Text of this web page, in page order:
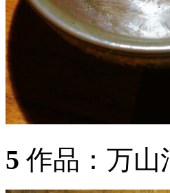
5 作品：万山